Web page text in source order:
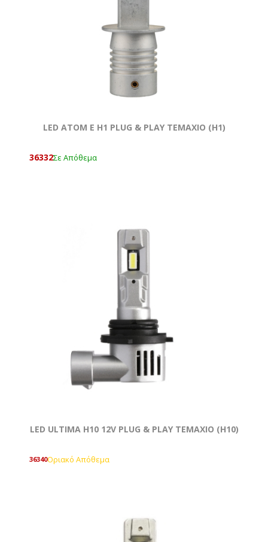
LED ΑΤΟΜ Ε H1 PLUG & PLAY ΤΕΜΑΧΙΟ (Η1)
36332Σε Απόθεμα
LED ULTIMA H10 12V PLUG & PLAY ΤΕΜΑΧΙΟ (Η10)
36340Οριακό Απόθεμα